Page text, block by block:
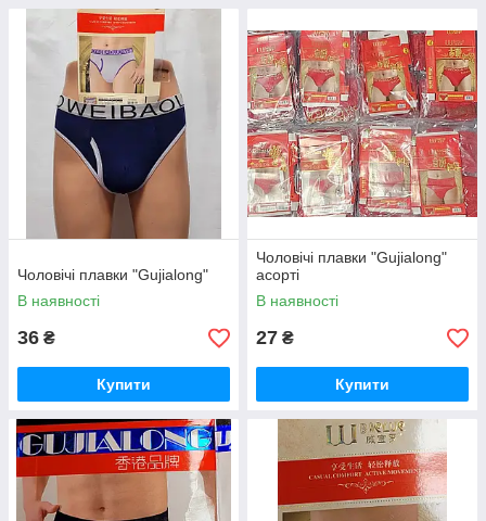
Чоловічі плавки "Gujialong"
В наявності
36 ₴
Купити
Чоловічі плавки "Gujialong"
асорті
В наявності
27 ₴
Купити